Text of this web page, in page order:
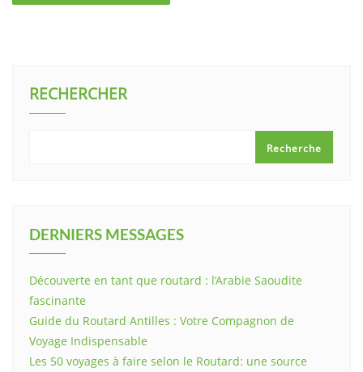
RECHERCHER
Recherche
DERNIERS MESSAGES
Découverte en tant que routard : l’Arabie Saoudite
fascinante
Guide du Routard Antilles : Votre Compagnon de
Voyage Indispensable
Les 50 voyages à faire selon le Routard: une source